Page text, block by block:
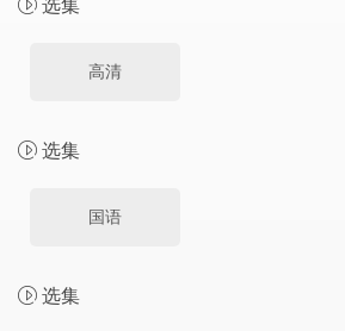
选集
高清
选集
国语
选集